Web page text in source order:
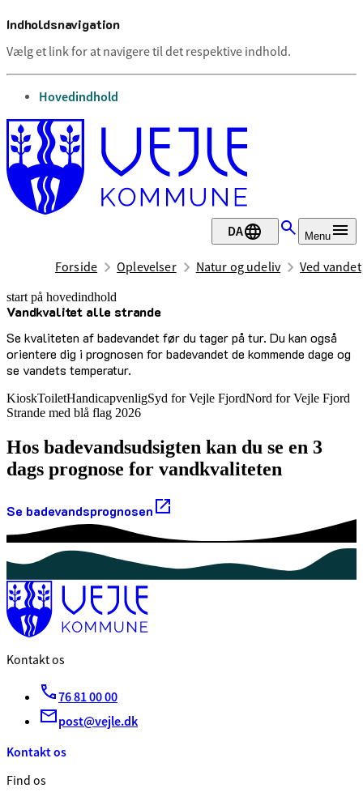
Indholdsnavigation
Vælg et link for at navigere til det respektive indhold.
gå til
Hovedindhold
DA Menu
Forside Oplevelser Natur og udeliv Ved vandet
start på hovedindhold
Vandkvalitet alle strande
Se kvaliteten af badevandet før du tager på tur. Du kan også
orientere dig i prognosen for badevandet de kommende dage og
se vandets temperatur.
senest opdateret 27. maj 2026
KioskToiletHandicapvenligSyd for Vejle FjordNord for Vejle Fjord
Strande med blå flag 2026
Hos badevandsudsigten kan du se en 3
dags prognose for vandkvaliteten
Se badevandsprognosen
Kontakt os
76 81 00 00
post@vejle.dk
Kontakt os
Find os